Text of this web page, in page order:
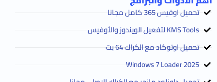
تحميل اوفيس 365 كامل مجانا
KMS Tools لتفعيل الويندوز والأوفيس
تحميل اوتوكاد مع الكراك 64 بت
2025 Windows 7 Loader